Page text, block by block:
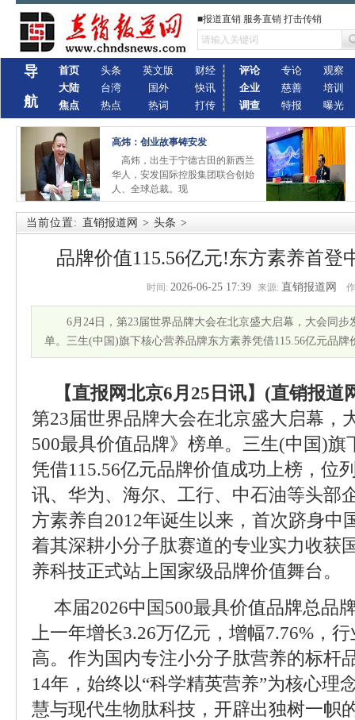
■报道直销 服务直销 打击传销
导
航
首页
大陆
焦点
头条
台湾
热点
英文版
国外
热词
财经
快讯
打传
评论
企业
调查
专论
慈善
特报
观察
培训
曝光
高炜：创业故事铸安发
高炜，出生于宁德古田的新西兰
华人，安发国际控股集团联合创始
人、全球总裁。现
当前位置: 直销报道网 > 头条 >
品牌价值115.56亿元!东方素养首登
时间: 2026-06-25 17:39 来源: 直销报道网
6月24日，第23届世界品牌大会在北京盛大启幕，大会同步
单。三生(中国)旗下核心营养品牌东方素养凭借115.56亿元品牌
【直报网北京6月25日讯】(直销报道
第23届世界品牌大会在北京盛大启幕，
500最具价值品牌》榜单。三生(中国)
凭借115.56亿元品牌价值成功上榜，位
讯、华为、海尔、工行、中石油等头部
方素养自2012年诞生以来，首次跻身中
着其深耕小分子肽赛道的专业实力收获
养科技正式站上国家级品牌价值舞台。
本届2026中国500最具价值品牌总品
上一年增长3.26万亿元，增幅7.76%，
高。作为国内专注小分子肽营养的标杆
14年，始终以“科学精英营养”为核心理
慧与现代生物肽科技，开辟出独树一帜